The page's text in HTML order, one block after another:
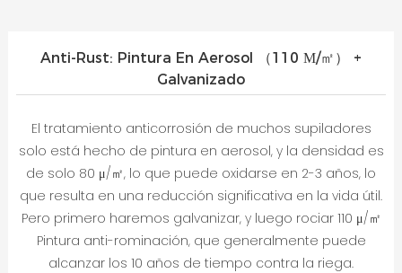
Anti-Rust: Pintura En Aerosol （110 Μ/㎡） +
Galvanizado
El tratamiento anticorrosión de muchos supiladores
solo está hecho de pintura en aerosol, y la densidad es
de solo 80 μ/㎡, lo que puede oxidarse en 2-3 años, lo
que resulta en una reducción significativa en la vida útil.
Pero primero haremos galvanizar, y luego rociar 110 μ/㎡
Pintura anti-rominación, que generalmente puede
alcanzar los 10 años de tiempo contra la riega.